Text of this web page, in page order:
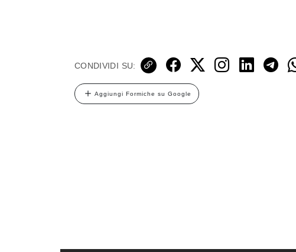
CONDIVIDI SU:
Aggiungi Formiche su Google